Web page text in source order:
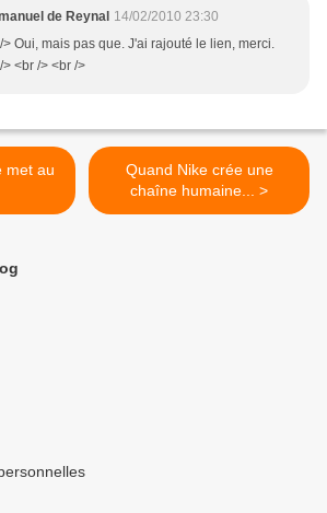
de Reynal 14/02/2010 23:30
> Oui, mais pas que. J'ai rajouté le lien, merci.
> <br /> <br />
Quand Nike crée une
chaîne humaine... >